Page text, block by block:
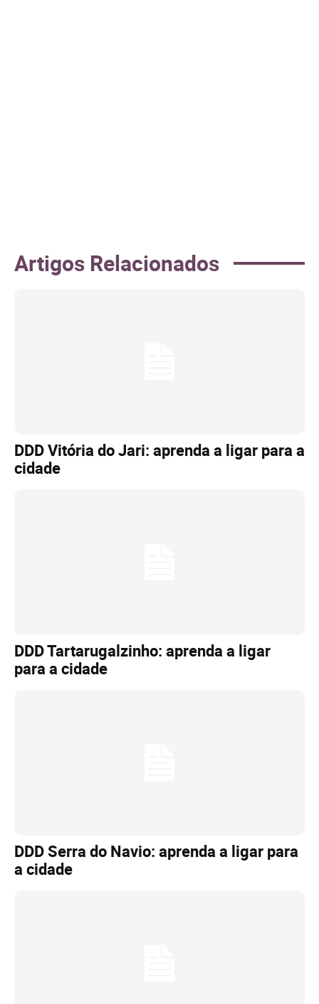
Artigos Relacionados
DDD Vitória do Jari: aprenda a ligar para a
cidade
DDD Tartarugalzinho: aprenda a ligar
para a cidade
DDD Serra do Navio: aprenda a ligar para
a cidade